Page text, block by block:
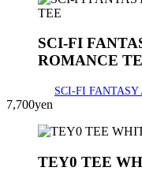
SCI-FI
ROMANCE
SCI-FI
7,700yen
TEY0 TEE